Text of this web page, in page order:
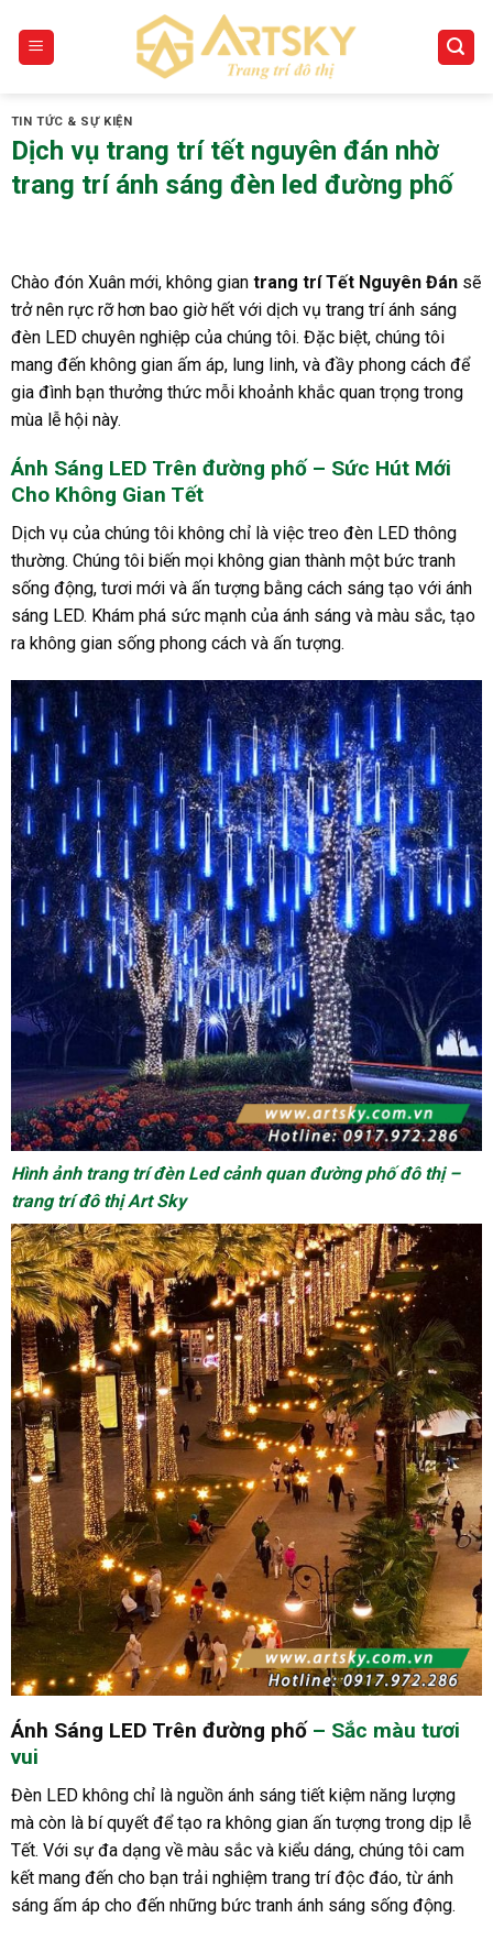
content
TIN TỨC & SỰ KIỆN
Dịch vụ trang trí tết nguyên đán nhờ
trang trí ánh sáng đèn led đường phố
Chào đón Xuân mới, không gian trang trí Tết Nguyên Đán sẽ
trở nên rực rỡ hơn bao giờ hết với dịch vụ trang trí ánh sáng
đèn LED chuyên nghiệp của chúng tôi. Đặc biệt, chúng tôi
mang đến không gian ấm áp, lung linh, và đầy phong cách để
gia đình bạn thưởng thức mỗi khoảnh khắc quan trọng trong
mùa lễ hội này.
Ánh Sáng LED Trên đường phố – Sức Hút Mới
Cho Không Gian Tết
Dịch vụ của chúng tôi không chỉ là việc treo đèn LED thông
thường. Chúng tôi biến mọi không gian thành một bức tranh
sống động, tươi mới và ấn tượng bằng cách sáng tạo với ánh
sáng LED. Khám phá sức mạnh của ánh sáng và màu sắc, tạo
ra không gian sống phong cách và ấn tượng.
Hình ảnh trang trí đèn Led cảnh quan đường phố đô thị –
trang trí đô thị Art Sky
Ánh Sáng LED Trên đường phố– Sắc màu tươi
vui
Đèn LED không chỉ là nguồn ánh sáng tiết kiệm năng lượng
mà còn là bí quyết để tạo ra không gian ấn tượng trong dịp lễ
Tết. Với sự đa dạng về màu sắc và kiểu dáng, chúng tôi cam
kết mang đến cho bạn trải nghiệm trang trí độc đáo, từ ánh
sáng ấm áp cho đến những bức tranh ánh sáng sống động.